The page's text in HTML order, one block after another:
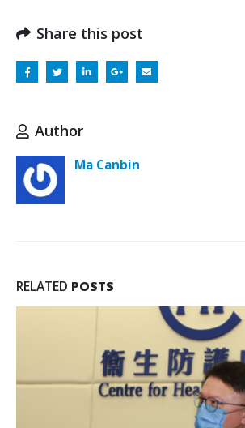
Share this post
Author
Ma Canbin
RELATED POSTS